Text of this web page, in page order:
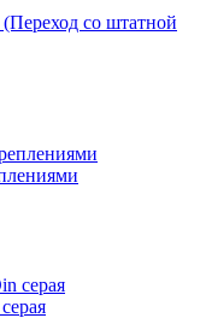
(Переход со штатной